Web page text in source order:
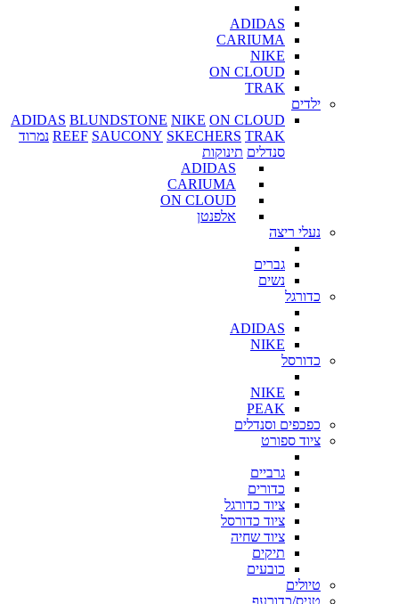
ADIDAS
CARIUMA
NIKE
ON CLOUD
TRAK
ילדים
ADIDAS BLUNDSTONE NIKE ON CLOUD
REEF SAUCONY SKECHERS TRAK
נמרוד
סנדלים תינוקות
ADIDAS
CARIUMA
ON CLOUD
אלפנטן
נעלי ריצה
גברים
נשים
כדורגל
ADIDAS
NIKE
כדורסל
NIKE
PEAK
כפכפים וסנדלים
ציוד ספורט
גרביים
כדורים
ציוד כדורגל
ציוד כדורסל
ציוד שחיה
תיקים
כובעים
טיולים
טניס/כדורעף